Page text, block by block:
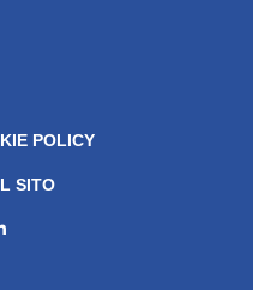
POLICY
SITO